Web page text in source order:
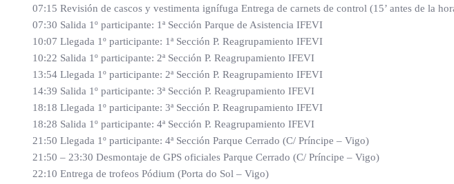
07:15 Revisión de cascos y vestimenta ignífuga Entrega de carnets de control (15’ antes de la
07:30 Salida 1º participante: 1ª Sección Parque de Asistencia IFEVI
10:07 Llegada 1º participante: 1ª Sección P. Reagrupamiento IFEVI
10:22 Salida 1º participante: 2ª Sección P. Reagrupamiento IFEVI
13:54 Llegada 1º participante: 2ª Sección P. Reagrupamiento IFEVI
14:39 Salida 1º participante: 3ª Sección P. Reagrupamiento IFEVI
18:18 Llegada 1º participante: 3ª Sección P. Reagrupamiento IFEVI
18:28 Salida 1º participante: 4ª Sección P. Reagrupamiento IFEVI
21:50 Llegada 1º participante: 4ª Sección Parque Cerrado (C/ Príncipe – Vigo)
21:50 – 23:30 Desmontaje de GPS oficiales Parque Cerrado (C/ Príncipe – Vigo)
22:10 Entrega de trofeos Pódium (Porta do Sol – Vigo)